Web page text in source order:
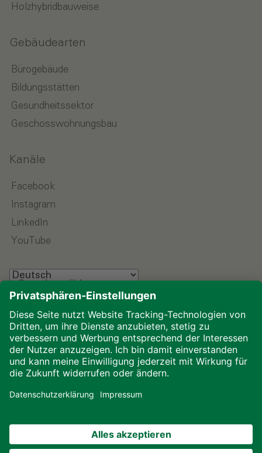
Holzhybridbauweise
Gebäudearten
Bürogebäude
Bildungsstätten
Gesundheitssektor
Geschosswohnungsbau
Kanäle
Facebook
Instagram
LinkedIn
YouTube
Impressum
Datenschutz
Downloads
Cookies